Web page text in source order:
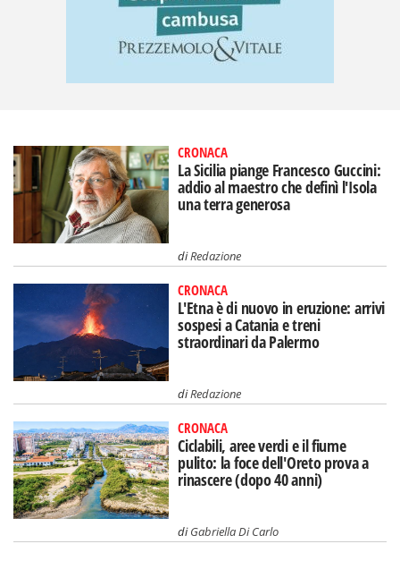
CRONACA
La Sicilia piange Francesco Guccini:
addio al maestro che definì l'Isola
una terra generosa
diRedazione
CRONACA
L'Etna è di nuovo in eruzione: arrivi
sospesi a Catania e treni
straordinari da Palermo
diRedazione
CRONACA
Ciclabili, aree verdi e il fiume
pulito: la foce dell'Oreto prova a
rinascere (dopo 40 anni)
diGabriella Di Carlo